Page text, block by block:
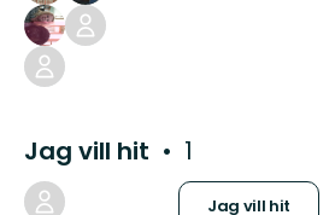
Jag vill hit 1
Jag vill hit